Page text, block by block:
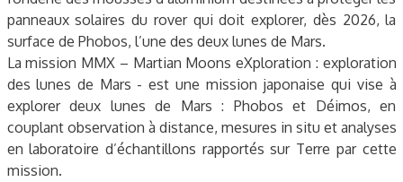
panneaux solaires du rover qui doit explorer, dès 2026, la
surface de Phobos, l’une des deux lunes de Mars.
La mission MMX – Martian Moons eXploration : exploration
des lunes de Mars - est une mission japonaise qui vise à
explorer deux lunes de Mars : Phobos et Déimos, en
couplant observation à distance, mesures in situ et analyses
en laboratoire d’échantillons rapportés sur Terre par cette
mission.